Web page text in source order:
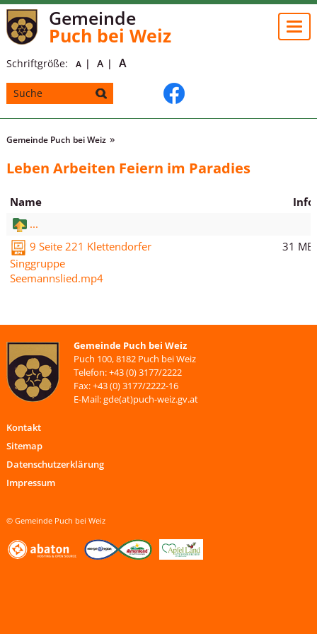
Gemeinde
Puch bei Weiz
Schriftgröße: A A A
Gemeinde Puch bei Weiz
Leben Arbeiten Feiern im Paradies
Name
Info
...
9 Seite 221 Klettendorfer
Singgruppe
Seemannslied.mp4
31 MB
Gemeinde Puch bei Weiz
Puch 100, 8182 Puch bei Weiz
Telefon: +43 (0) 3177/2222
Fax: +43 (0) 3177/2222-16
E-Mail: gde(at)puch-weiz.gv.at
Kontakt
Sitemap
Datenschutzerklärung
Impressum
© Gemeinde Puch bei Weiz